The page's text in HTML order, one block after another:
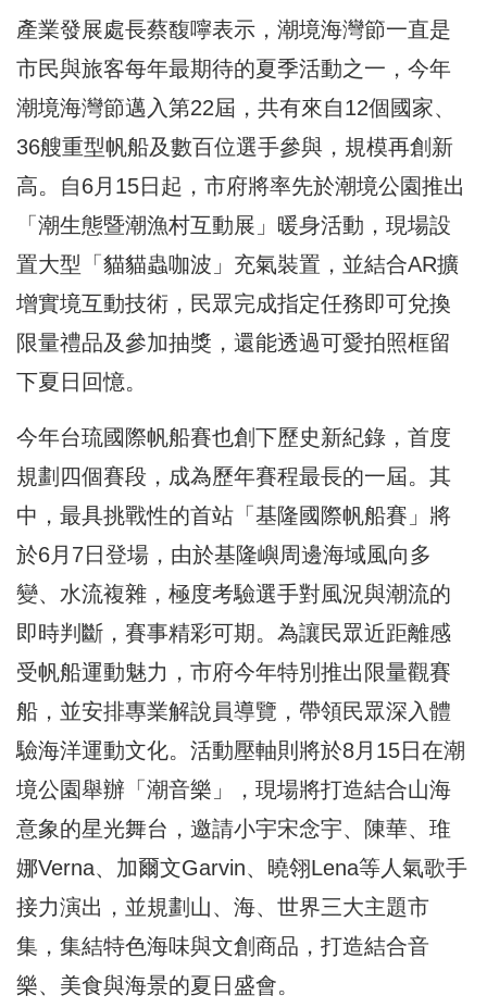
產業發展處長蔡馥嚀表示，潮境海灣節一直是
市民與旅客每年最期待的夏季活動之一，今年
潮境海灣節邁入第22屆，共有來自12個國家、
36艘重型帆船及數百位選手參與，規模再創新
高。自6月15日起，市府將率先於潮境公園推出
「潮生態暨潮漁村互動展」暖身活動，現場設
置大型「貓貓蟲咖波」充氣裝置，並結合AR擴
增實境互動技術，民眾完成指定任務即可兌換
限量禮品及參加抽獎，還能透過可愛拍照框留
下夏日回憶。
今年台琉國際帆船賽也創下歷史新紀錄，首度
規劃四個賽段，成為歷年賽程最長的一屆。其
中，最具挑戰性的首站「基隆國際帆船賽」將
於6月7日登場，由於基隆嶼周邊海域風向多
變、水流複雜，極度考驗選手對風況與潮流的
即時判斷，賽事精彩可期。為讓民眾近距離感
受帆船運動魅力，市府今年特別推出限量觀賽
船，並安排專業解說員導覽，帶領民眾深入體
驗海洋運動文化。活動壓軸則將於8月15日在潮
境公園舉辦「潮音樂」，現場將打造結合山海
意象的星光舞台，邀請小宇宋念宇、陳華、琟
娜Verna、加爾文Garvin、曉翎Lena等人氣歌手
接力演出，並規劃山、海、世界三大主題市
集，集結特色海味與文創商品，打造結合音
樂、美食與海景的夏日盛會。